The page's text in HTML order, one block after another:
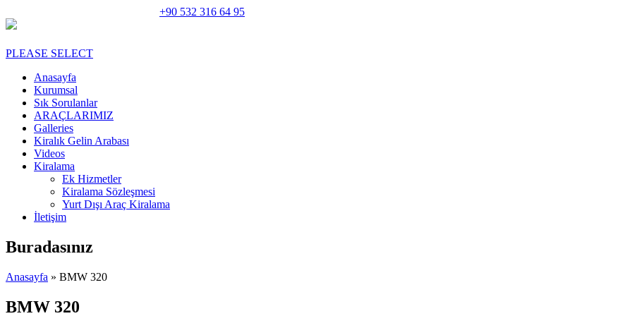
+90 532 316 64 95
PLEASE SELECT
Anasayfa
Kurumsal
Sık Sorulanlar
ARAÇLARIMIZ
Galleries
Kiralık Gelin Arabası
Videos
Kiralama
Ek Hizmetler
Kiralama Sözleşmesi
Yurt Dışı Araç Kiralama
İletişim
Buradasınız
Anasayfa » BMW 320
BMW 320